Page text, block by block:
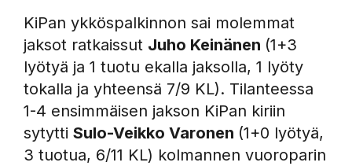
KiPan ykköspalkinnon sai molemmat
jaksot ratkaissut Juho Keinänen (1+3
lyötyä ja 1 tuotu ekalla jaksolla, 1 lyöty
tokalla ja yhteensä 7/9 KL). Tilanteessa
1-4 ensimmäisen jakson KiPan kiriin
sytytti Sulo-Veikko Varonen (1+0 lyötyä,
3 tuotua, 6/11 KL) kolmannen vuoroparin